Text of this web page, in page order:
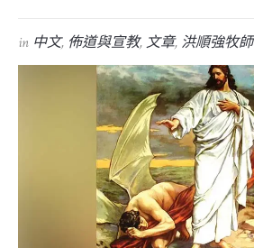
in 中文, 佈道與宣教,文章, 洪順強牧師